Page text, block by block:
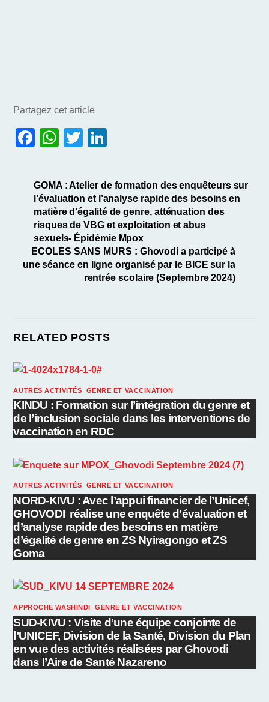
Partagez cet article
F
c
e
b
o
o
k
W
at
s
A
p
p
T
itt
er
k
e
dI
n
GOMA : Atelier de formation des enquêteurs sur
l’évaluation et l’analyse rapide des besoins en
matière d’égalité de genre, atténuation des
risques de VBG et exploitation et abus
sexuels- Épidémie Mpox
ECOLES SANS MURS : Ghovodi a participé à
une séance en ligne organisé par le BICE sur la
rentrée scolaire (Septembre 2024)
RELATED POSTS
AUTRES ACTIVITÉS GENRE ET VACCINATION
KINDU : Formation sur l’intégration du genre et
de l’inclusion sociale dans les interventions de
vaccination en RDC
AUTRES ACTIVITÉS GENRE ET VACCINATION
NORD-KIVU : Avec l’appui financier de l’Unicef,
GHOVODI réalise une enquête d’évaluation et
d’analyse rapide des besoins en matière
d’égalité de genre en ZS Nyiragongo et ZS
Goma
APPROCHE WASHINDI ,GENRE ET VACCINATION
SUD-KIVU : Visite d’une équipe conjointe de
l’UNICEF, Division de la Santé, Division du Plan
en vue des activités réalisées par Ghovodi
dans l’Aire de Santé Nazareno